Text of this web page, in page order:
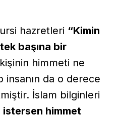
hazretleri “Kimin
başına bir
himmeti ne
da o derece
İslam bilginleri
himmet